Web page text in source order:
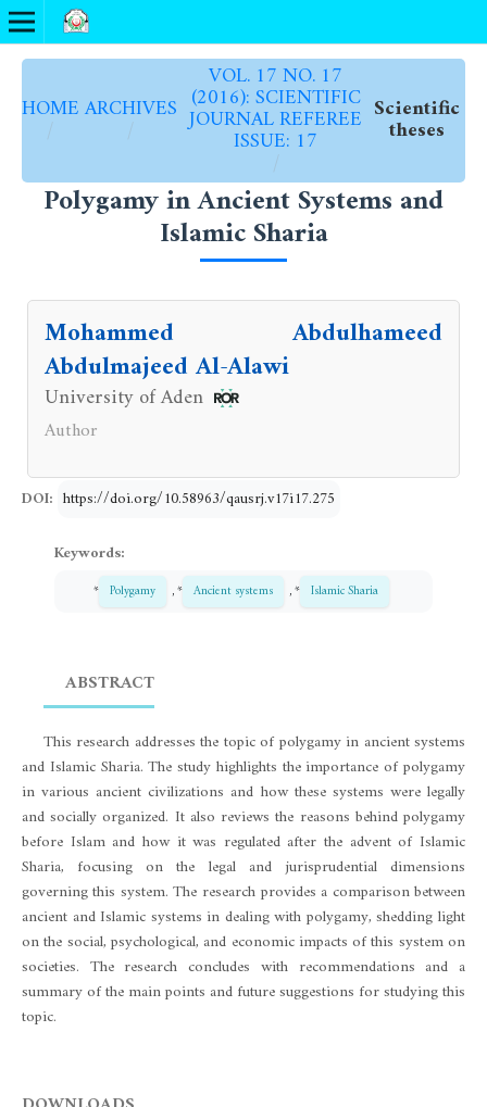
HOME
/
ARCHIVES
/
VOL. 17 NO. 17
(2016): SCIENTIFIC
JOURNAL REFEREE
ISSUE: 17
/
Scientific
theses
Polygamy in Ancient Systems and
Islamic Sharia
Mohammed Abdulhameed
Abdulmajeed Al-Alawi
University of Aden
Author
DOI: https://doi.org/10.58963/qausrj.v17i17.275
Keywords:
* Polygamy , * Ancient systems , * Islamic Sharia
ABSTRACT
This research addresses the topic of polygamy in ancient systems
and Islamic Sharia. The study highlights the importance of polygamy
in various ancient civilizations and how these systems were legally
and socially organized. It also reviews the reasons behind polygamy
before Islam and how it was regulated after the advent of Islamic
Sharia, focusing on the legal and jurisprudential dimensions
governing this system. The research provides a comparison between
ancient and Islamic systems in dealing with polygamy, shedding light
on the social, psychological, and economic impacts of this system on
societies. The research concludes with recommendations and a
summary of the main points and future suggestions for studying this
topic.